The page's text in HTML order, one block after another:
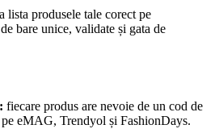
lista produsele tale corect pe
bare unice, validate și gata de
fiecare produs are nevoie de un cod de
eMAG, Trendyol și FashionDays.